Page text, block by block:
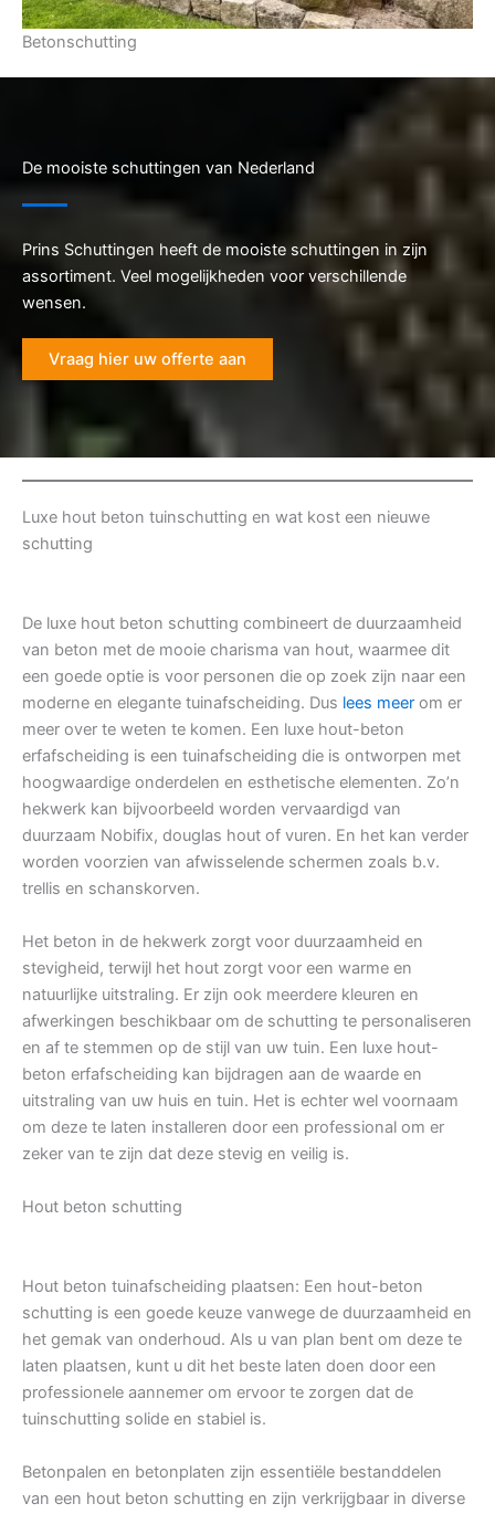
Betonschutting
De mooiste schuttingen van Nederland
Prins Schuttingen heeft de mooiste schuttingen in zijn
assortiment. Veel mogelijkheden voor verschillende
wensen.
Vraag hier uw offerte aan
Luxe hout beton tuinschutting en wat kost een nieuwe
schutting
De luxe hout beton schutting combineert de duurzaamheid
van beton met de mooie charisma van hout, waarmee dit
een goede optie is voor personen die op zoek zijn naar een
moderne en elegante tuinafscheiding. Dus lees meer om er
meer over te weten te komen. Een luxe hout-beton
erfafscheiding is een tuinafscheiding die is ontworpen met
hoogwaardige onderdelen en esthetische elementen. Zo’n
hekwerk kan bijvoorbeeld worden vervaardigd van
duurzaam Nobifix, douglas hout of vuren. En het kan verder
worden voorzien van afwisselende schermen zoals b.v.
trellis en schanskorven.
Het beton in de hekwerk zorgt voor duurzaamheid en
stevigheid, terwijl het hout zorgt voor een warme en
natuurlijke uitstraling. Er zijn ook meerdere kleuren en
afwerkingen beschikbaar om de schutting te personaliseren
en af te stemmen op de stijl van uw tuin. Een luxe hout-
beton erfafscheiding kan bijdragen aan de waarde en
uitstraling van uw huis en tuin. Het is echter wel voornaam
om deze te laten installeren door een professional om er
zeker van te zijn dat deze stevig en veilig is.
Hout beton schutting
Hout beton tuinafscheiding plaatsen: Een hout-beton
schutting is een goede keuze vanwege de duurzaamheid en
het gemak van onderhoud. Als u van plan bent om deze te
laten plaatsen, kunt u dit het beste laten doen door een
professionele aannemer om ervoor te zorgen dat de
tuinschutting solide en stabiel is.
Betonpalen en betonplaten zijn essentiële bestanddelen
van een hout beton schutting en zijn verkrijgbaar in diverse